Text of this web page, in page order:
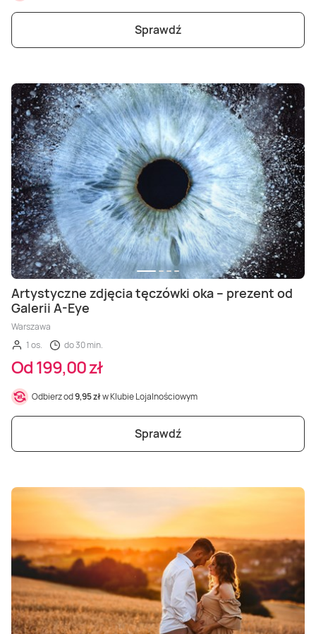
Sprawdź
Artystyczne zdjęcia tęczówki oka – prezent od
Galerii A-Eye
Warszawa
1 os.
do 30 min.
Od 199,00 zł
Odbierz od9,95 złw Klubie Lojalnościowym
Sprawdź